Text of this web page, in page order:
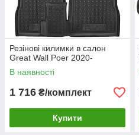
Резінові килимки в салон
Great Wall Poer 2020-
В наявності
1 716 ₴/комплект
Купити